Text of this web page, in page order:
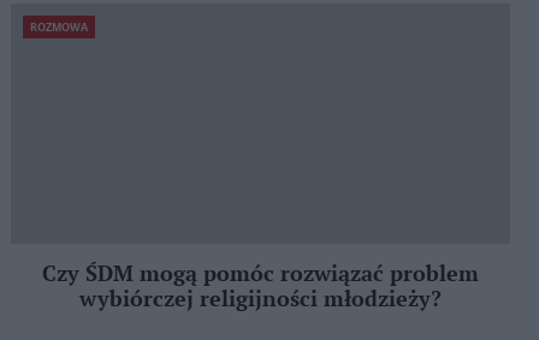
ROZMOWA
Czy ŚDM mogą pomóc rozwiązać problem
wybiórczej religijności młodzieży?